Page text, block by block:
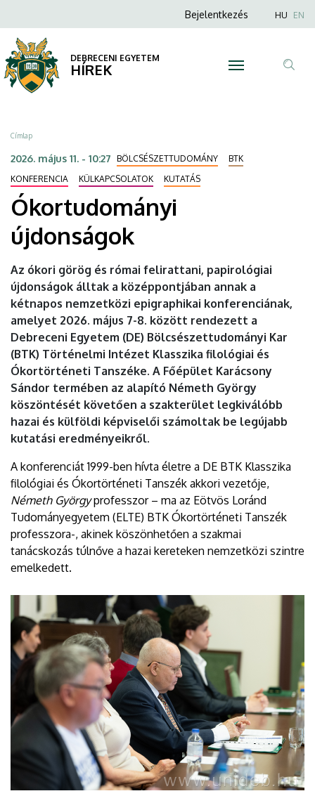
újdonságok
|
DEBRECENI
EGYETEM
a
tartalomra
Anonim
menüje
Bejelentkezés HU EN
DEBRECENI EGYETEM
HÍREK
Morzsa
Címlap
2026. május 11. - 10:27 BÖLCSÉSZETTUDOMÁNY
BTK
KONFERENCIA
KÜLKAPCSOLATOK KUTATÁS
Ókortudományi
újdonságok
Az ókori görög és római felirattani, papirológiai
újdonságok álltak a középpontjában annak a
kétnapos nemzetközi epigraphikai konferenciának,
amelyet 2026. május 7-8. között rendezett a
Debreceni Egyetem (DE) Bölcsészettudományi Kar
(BTK) Történelmi Intézet Klasszika filológiai és
Ókortörténeti Tanszéke. A Főépület Karácsony
Sándor termében az alapító Németh György
köszöntését követően a szakterület legkiválóbb
hazai és külföldi képviselői számoltak be legújabb
kutatási eredményeikről.
A konferenciát 1999-ben hívta életre a DE BTK Klasszika
filológiai és Ókortörténeti Tanszék akkori vezetője,
Németh Györgyprofesszor – ma az Eötvös Loránd
Tudományegyetem (ELTE) BTK Ókortörténeti Tanszék
professzora-, akinek köszönhetően a szakmai
tanácskozás túlnőve a hazai kereteken nemzetközi szintre
emelkedett.